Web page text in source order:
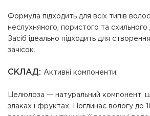
Формула підходить для всіх типів
неслухняного, пористого та схильного
Засіб ідеально підходить для
зачісок.
СКЛАД: Активні компоненти:
Целюлоза — натуральний компонент,
злаках і фруктах. Поглинає вологу до